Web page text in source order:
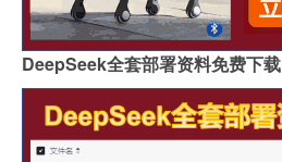
DeepSeek全套部署资料免费下载